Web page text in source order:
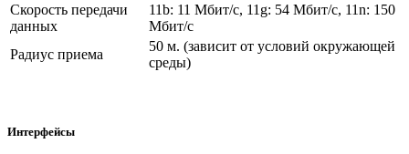
Скорость передачи
данных
11b: 11 Мбит/с, 11g: 54 Мбит/с, 11n: 150
Мбит/с
Радиус приема
50 м. (зависит от условий окружающей
среды)
Интерфейсы